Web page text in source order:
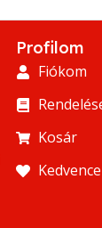
Profilom
Fiókom
Kosár